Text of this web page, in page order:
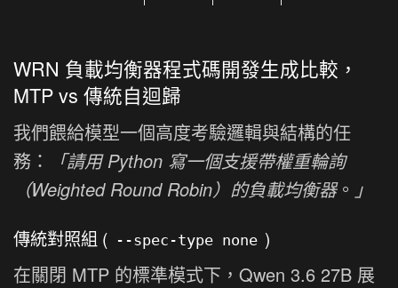
WRN 負載均衡器程式碼開發生成比較，
MTP vs 傳統自迴歸
我們餵給模型一個高度考驗邏輯與結構的任
務：
「請用 Python 寫一個支援帶權重輪詢
（Weighted Round Robin）的負載均衡器。 」
傳統對照組 ( --spec-type none )
在關閉 MTP 的標準模式下，Qwen 3.6 27B 展